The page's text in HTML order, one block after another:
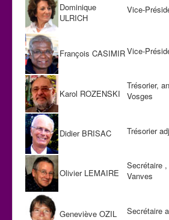
Dominique
ULRICH
Vice-
François CASIMIRVice-
Karol ROZENSKI
Trésorier,
Vosges
Didier BRISAC Trésorier
Olivier LEMAIRE
Secrétaire
Vanves
Geneviève OZIL Secrétaire